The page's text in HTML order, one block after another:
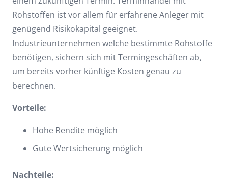
Rohstoffen ist vor allem für erfahrene Anleger mit
genügend Risikokapital geeignet.
Industrieunternehmen welche bestimmte Rohstoffe
benötigen, sichern sich mit Termingeschäften ab,
um bereits vorher künftige Kosten genau zu
berechnen.
Vorteile:
Hohe Rendite möglich
Gute Wertsicherung möglich
Nachteile: